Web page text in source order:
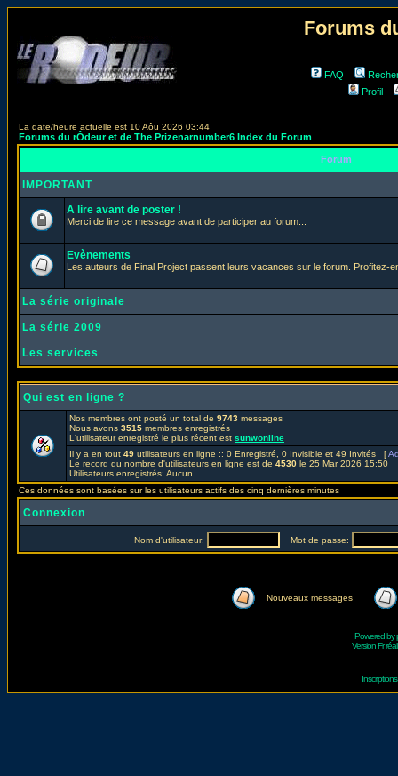
Forums
FAQ
Profil
La date/heure actuelle est 10 Aôu 2026 03:44
Forums du rÔdeur et de The Prizenarnumber6 Index du Forum
Forum
IMPORTANT
A lire avant de poster !
Merci de lire ce message avant de participer au forum...
Evènements
Les auteurs de Final Project passent leurs vacances sur le forum. Profitez-
La série originale
La série 2009
Les services
Qui est en ligne ?
Nos membres ont posté un total de 9743 messages
Nous avons 3515 membres enregistrés
L'utilisateur enregistré le plus récent est sunwonline
Il y a en tout 49 utilisateurs en ligne :: 0 Enregistré, 0 Invisible et 49 Invités [
Le record du nombre d'utilisateurs en ligne est de 4530 le 25 Mar 2026 15:50
Utilisateurs enregistrés: Aucun
Ces données sont basées sur les utilisateurs actifs des cinq dernières minutes
Connexion
Nom d'utilisateur: Mot de passe:
Nouveaux messages
Powered by
Version Fr